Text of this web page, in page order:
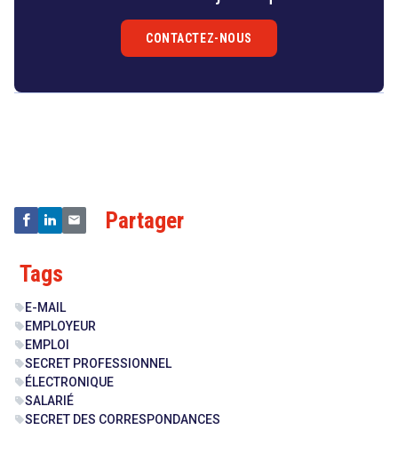
CONTACTEZ-NOUS
Partager
Tags
sell E-MAIL
sell EMPLOYEUR
sell EMPLOI
sellSECRET PROFESSIONNEL
sell ÉLECTRONIQUE
sellSALARIÉ
sellSECRET DES CORRESPONDANCES